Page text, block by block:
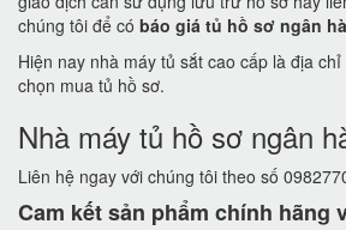
chúng tôi để có báo giá tủ hồ sơ ngân
Hiện nay nhà máy tủ sắt cao cấp là địa
chọn mua tủ hồ sơ.
Nhà máy tủ hồ sơ ngân
Liên hệ ngay với chúng tôi theo số
Cam kếtsản phẩm chính hãng